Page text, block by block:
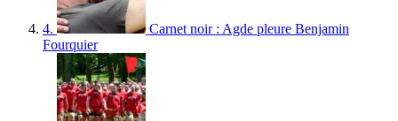
4.
Carnet noir : Agde pleure Benjamin
Fourquier